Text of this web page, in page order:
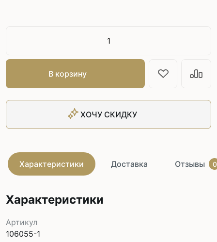
В корзину
ХОЧУ СКИДКУ
Характеристики Доставка Отзывы 0
Характеристики
Артикул
106055-1